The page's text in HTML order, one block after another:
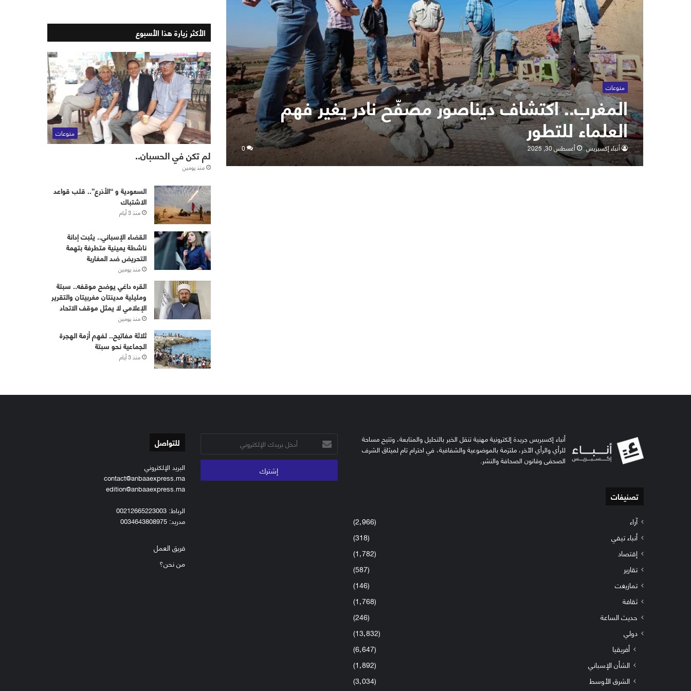
منوعات
المغرب.. اكتشاف ديناصور مصفّح نادر يغير فهم
العلماء للتطور
أنباء إكسبريس أغسطس 30, 2025 0
الأكثر زيارة هذا الأسبوع
منوعات
لم تكن في الحسبان..
منذ يومين
‏⁧‫السعودية‬⁩ و “الأذرع”.. قلب قواعد
الاشتباك
منذ 3 أيام
القضاء الإسباني.. يثبت إدانة
ناشطة يمينية متطرفة بتهمة
التحريض ضد المغاربة
منذ يومين
القره داغي يوضح موقفه.. سبتة
ومليلية مدينتان مغربيتان والتقرير
الإعلامي لا يمثل موقف الاتحاد
منذ يومين
ثلاثة مفاتيح.. لفهم أزمة الهجرة
الجماعية نحو سبتة
منذ 3 أيام
أنباء إكسبريس جريدة إلكترونية مهنية تنقل الخبر بالتحليل والمتابعة، وتتيح مساحة
للرأي والرأي الآخر، ملتزمة بالموضوعية والشفافية، في احترام تام لميثاق الشرف
الصحفي وقانون الصحافة والنشر.
تصنيفات
آراء
(2٬966)
أنباء تيفي
(318)
إقتصاد
(1٬782)
تقارير
(587)
تمازيغت
(146)
ثقافة
(1٬768)
حديث الساعة
(246)
دولي
(13٬832)
أفريقيا
(6٬647)
الشأن الإسباني
(1٬892)
الشرق الأوسط
(3٬034)
أدخل
بريدك
الإلكتروني
للتواصل
البريد الإلكتروني
contact@anbaaexpress.ma
edition@anbaaexpress.ma
الرباط: 00212665223003
مدريد: 0034643808975
فريق العمل
من نحن؟